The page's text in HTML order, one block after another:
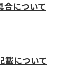
合について
載について